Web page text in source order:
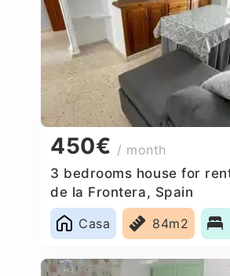
450€ / month
3 bedrooms house for
de la Frontera, Spain
Casa
84m2